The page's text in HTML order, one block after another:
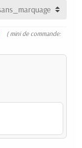
( mini de commande: